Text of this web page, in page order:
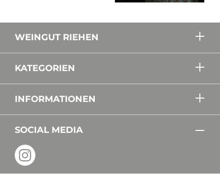
WEINGUT RIEHEN
KATEGORIEN
INFORMATIONEN
SOCIAL MEDIA